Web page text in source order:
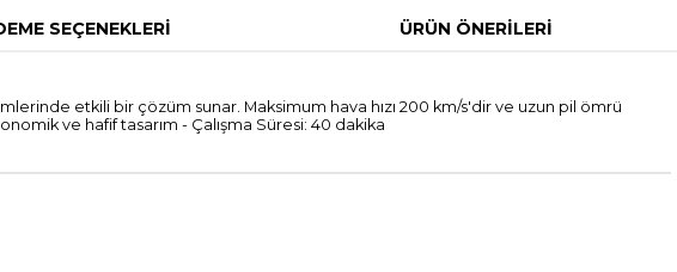
SEÇENEKLERI ÜRÜN ÖNERILERI
etkili bir çözüm sunar. Maksimum hava hızı 200 km/s'dir ve uzun pil ömrü
ve hafif tasarım - Çalışma Süresi: 40 dakika